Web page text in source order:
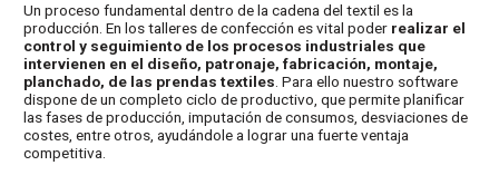
Un proceso fundamental dentro de la cadena del textil es la
producción. En los talleres de confección es vital poder realizar el
control y seguimiento de los procesos industriales que
intervienen en el diseño, patronaje, fabricación, montaje,
planchado, de las prendas textiles. Para ello nuestro software
dispone de un completo ciclo de productivo, que permite planificar
las fases de producción, imputación de consumos, desviaciones de
costes, entre otros, ayudándole a lograr una fuerte ventaja
competitiva.